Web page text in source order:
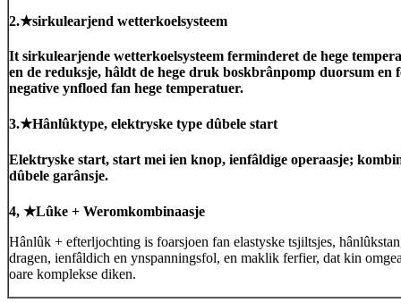
2.★sirkulearjend wetterkoelsysteem
It sirkulearjende wetterkoelsysteem ferminderet de hege
en de reduksje, hâldt de hege druk boskbrânpomp duorsum en
negative ynfloed fan hege temperatuer.
3.★Hânlûktype, elektryske type dûbele start
Elektryske start, start mei ien knop, ienfâldige operaasje;
dûbele garânsje.
4, ★Lûke + Weromkombinaasje
Hânlûk + efterljochting is foarsjoen fan elastyske tsjiltsjes,
dragen, ienfâldich en ynspanningsfol, en maklik ferfier, dat kin
oare komplekse diken.